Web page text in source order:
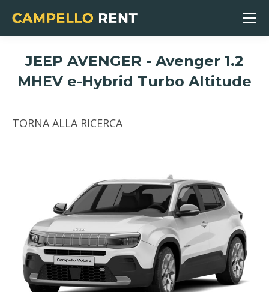
JEEP AVENGER - Avenger 1.2
MHEV e-Hybrid Turbo Altitude
TORNA ALLA RICERCA